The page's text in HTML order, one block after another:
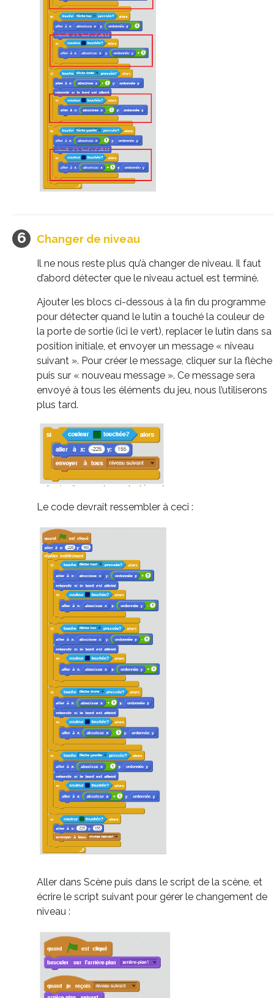
Changer de niveau
Il ne nous reste plus qu’à changer de niveau. Il faut
d’abord détecter que le niveau actuel est terminé.
Ajouter les blocs ci-dessous à la fin du programme
pour détecter quand le lutin a touché la couleur de
la porte de sortie (ici le vert), replacer le lutin dans sa
position initiale, et envoyer un message « niveau
suivant ». Pour créer le message, cliquer sur la flèche
puis sur « nouveau message ». Ce message sera
envoyé à tous les éléments du jeu, nous l’utiliserons
plus tard.
Le code devrait ressembler à ceci :
Aller dans Scène puis dans le script de la scène, et
écrire le script suivant pour gérer le changement de
niveau :